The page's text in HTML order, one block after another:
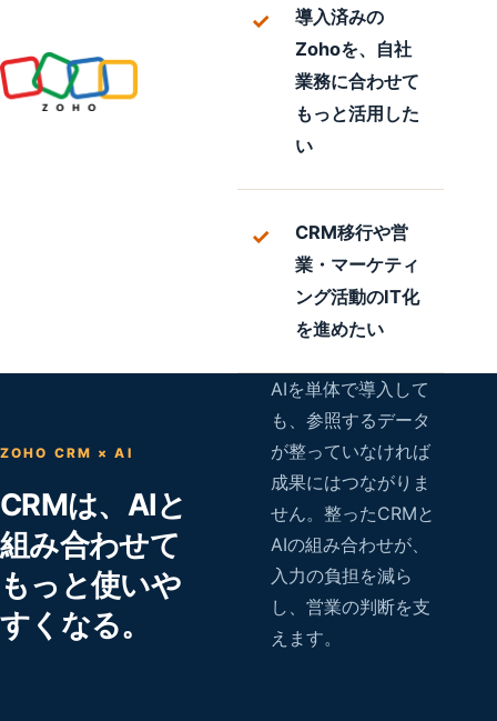
導入済みの
Zohoを、自社
業務に合わせて
もっと活用した
い
CRM移行や営
業・マーケティ
ング活動のIT化
を進めたい
ZOHO CRM × AI
CRMは、AIと
組み合わせて
もっと使いや
すくなる。
AIを単体で導入して
も、参照するデータ
が整っていなければ
成果にはつながりま
せん。整ったCRMと
AIの組み合わせが、
入力の負担を減ら
し、営業の判断を支
えます。